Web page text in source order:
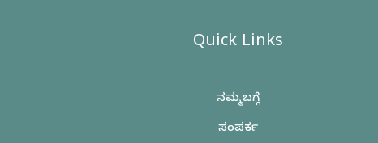
Quick Links
ನಮ್ಮ ಬಗ್ಗೆ
ಸಂಪರ್ಕ